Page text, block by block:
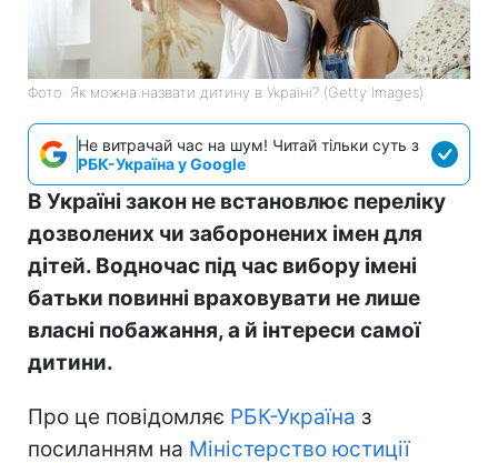
Фото: Як можна назвати дитину в Україні? (Getty Images)
Не витрачай час на шум! Читай тільки суть з
РБК-Україна у Google
В Україні закон не встановлює переліку
дозволених чи заборонених імен для
дітей. Водночас під час вибору імені
батьки повинні враховувати не лише
власні побажання, а й інтереси самої
дитини.
Про це повідомляє РБК-Україна з
посиланням на Міністерство юстиції